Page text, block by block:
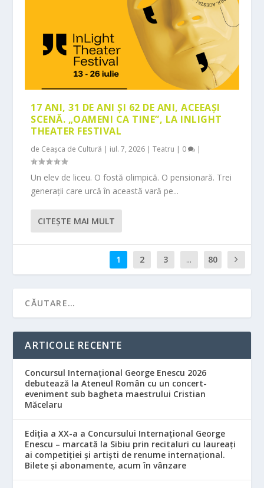
17 ANI, 31 DE ANI ȘI 62 DE ANI, ACEEAȘI
SCENĂ. „OAMENI CA TINE”, LA INLIGHT
THEATER FESTIVAL
de Ceașca de Cultură | iul. 7, 2026 |Teatru | 0 |
Un elev de liceu. O fostă olimpică. O pensionară. Trei
generații care urcă în această vară pe...
CITEŞTE MAI MULT
1 2 3 ... 80
ARTICOLE RECENTE
Concursul Internațional George Enescu 2026
debutează la Ateneul Român cu un concert-
eveniment sub bagheta maestrului Cristian
Măcelaru
Ediția a XX-a a Concursului Internațional George
Enescu – marcată la Sibiu prin recitaluri cu laureați
ai competiției și artiști de renume internațional.
Bilete și abonamente, acum în vânzare